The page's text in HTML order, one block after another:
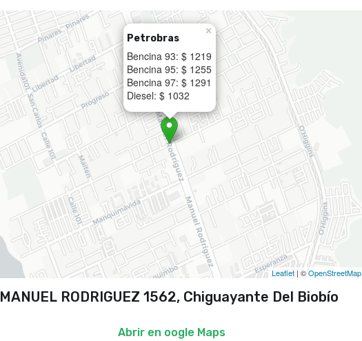
Petrobras
Bencina 93: $ 1219
Bencina 95: $ 1255
Bencina 97: $ 1291
Diesel: $ 1032
×
Leaflet | ©OpenStreetMap
MANUEL RODRIGUEZ 1562, Chiguayante Del Biobío
Abrir en oogle Maps